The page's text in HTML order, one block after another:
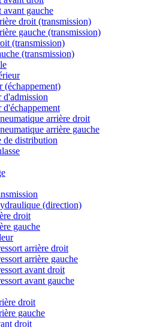
avant gauche
droit (transmission)
gauche (transmission)
(transmission)
(transmission)
(échappement)
d'admission
d'échappement
arrière droit
arrière gauche
de distribution
(direction)
droit
gauche
arrière droit
arrière gauche
avant droit
avant gauche
droit
gauche
droit